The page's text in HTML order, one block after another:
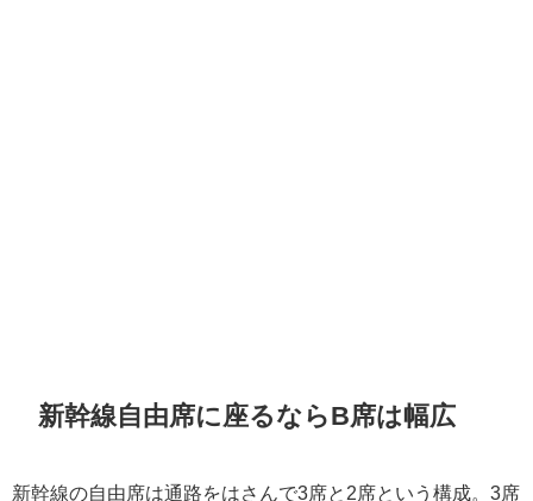
新幹線自由席に座るならB席は幅広
新幹線の自由席は通路をはさんで3席と2席という構成。3席